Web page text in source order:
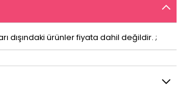
dışındaki ürünler fiyata dahil değildir. ;